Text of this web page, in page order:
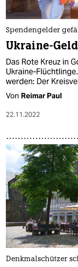
Spendengelder
Ukraine-
Das Rote Kreuz in
Ukraine-
werden: Der
Von Reimar Paul
22.11.2022
Denkmalschützer